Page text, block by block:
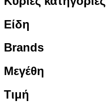
Είδη
Brands
Μεγέθη
Τιμή